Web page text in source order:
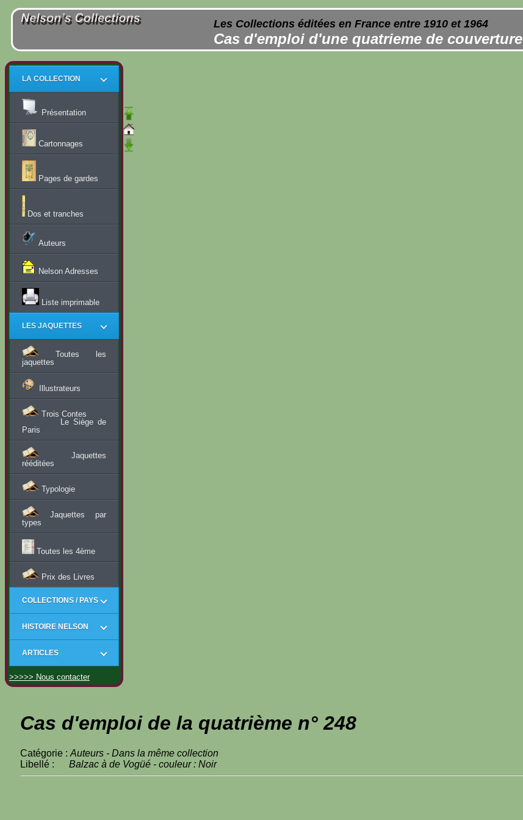
Les Collections éditées en France entre 1910 et 1964
Cas d'emploi d'une quatrieme de couverture
LA COLLECTION
Présentation
Cartonnages
Pages de gardes
Dos et tranches
Auteurs
Nelson Adresses
Liste imprimable
LES JAQUETTES
Toutes les
jaquettes
Illustrateurs
Trois Contes
Le Siège de
Paris
Jaquettes
rééditées
Typologie
Jaquettes par
types
Toutes les 4ème
Prix des Livres
COLLECTIONS / PAYS
HISTOIRE NELSON
ARTICLES
>>>>> Nous contacter
Cas d'emploi de la quatrième n° 248
Catégorie : Auteurs - Dans la même collection
Libellé : Balzac à de Vogüé - couleur : Noir